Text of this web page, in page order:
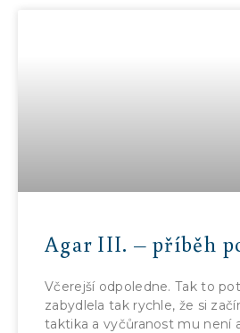
Agar III. – příběh
Včerejší odpoledne. Tak to
zabydlela tak rychle, že si
taktika a vyčůranost mu není